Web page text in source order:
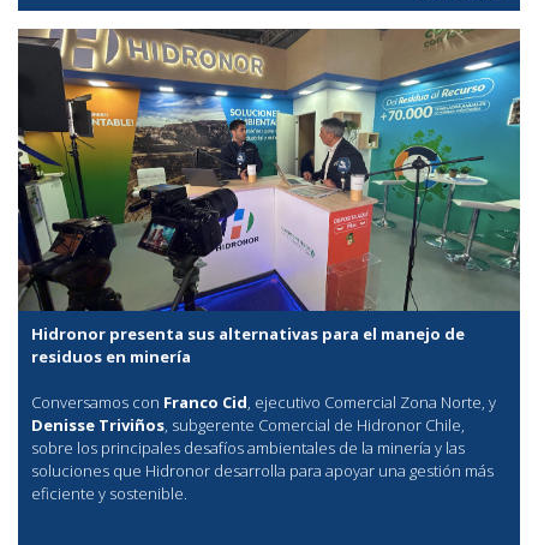
Hidronor presenta sus alternativas para el manejo de
residuos en minería
Conversamos con Franco Cid, ejecutivo Comercial Zona Norte, y
Denisse Triviños, subgerente Comercial de Hidronor Chile,
sobre los principales desafíos ambientales de la minería y las
soluciones que Hidronor desarrolla para apoyar una gestión más
eficiente y sostenible.